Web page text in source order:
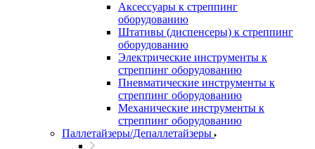
Аксессуары к стреппинг
оборудованию
Штативы (диспенсеры) к стреппинг
оборудованию
Электрические инструменты к
стреппинг оборудованию
Пневматические инструменты к
стреппинг оборудованию
Механические инструменты к
стреппинг оборудованию
Паллетайзеры/Депаллетайзеры